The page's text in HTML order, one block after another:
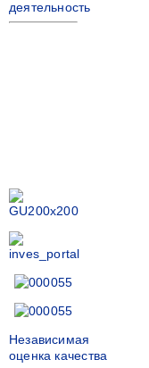
деятельность
Независимая
оценка качества